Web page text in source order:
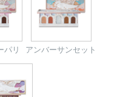
パリ アンバーサンセット